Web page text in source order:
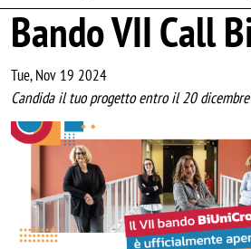
Bando VII Call
Tue, Nov 19 2024
Candida il tuo progetto entro il 20 dicembre
Image